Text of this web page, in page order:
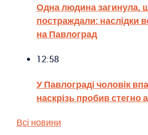
Одна людина загинула,
постраждали: наслідки
на Павлоград
12:58
У Павлограді чоловік
наскрізь пробив стегно
Всі новини